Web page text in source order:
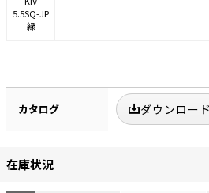
5.5SQ-JP
緑
カタログ ダウンロード
在庫状況